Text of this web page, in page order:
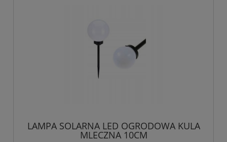
LAMPA SOLARNA LED OGRODOWA KULA
MLECZNA 10CM